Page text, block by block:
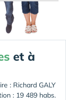
et à
: Richard GALY
: 19 489 habs.